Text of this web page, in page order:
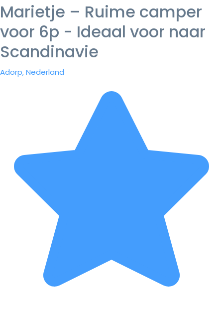
Marietje – Ruime camper
voor 6p - Ideaal voor naar
Scandinavie
Adorp, Nederland